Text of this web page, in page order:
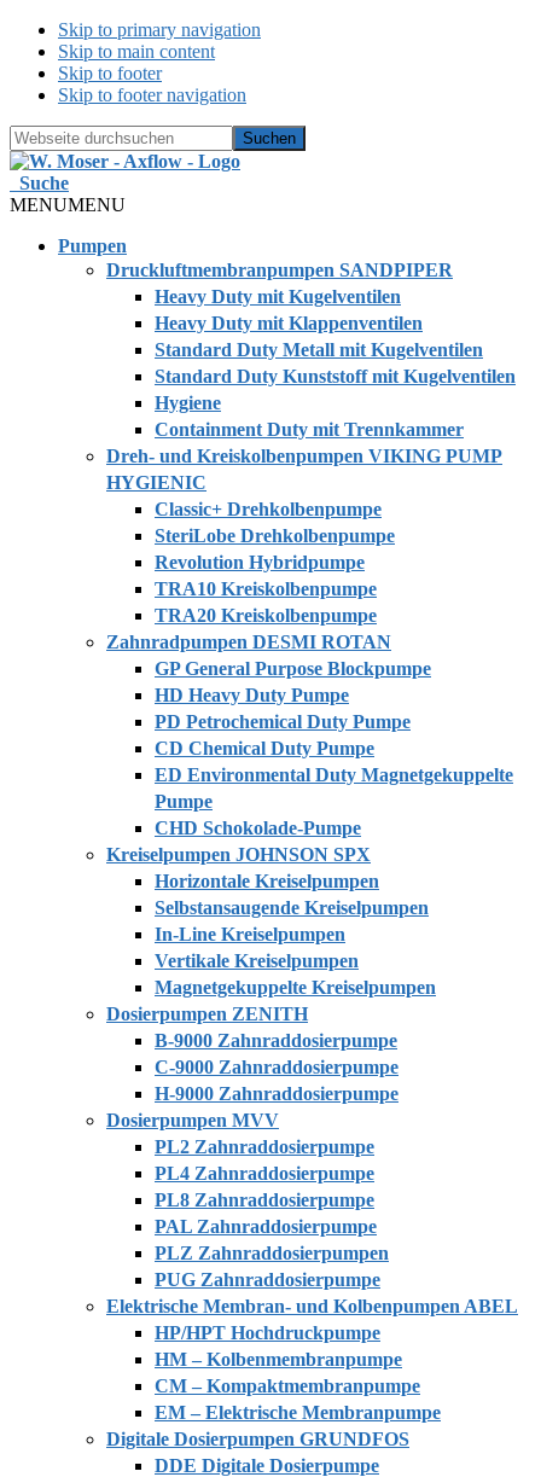
Skip to primary navigation
Skip to main content
Skip to footer
Skip to footer navigation
Webseite
durchsuchen
Hide
Search
Suche
MENUMENU
Pumpen
Druckluftmembranpumpen SANDPIPER
Heavy Duty mit Kugelventilen
Heavy Duty mit Klappenventilen
Standard Duty Metall mit Kugelventilen
Standard Duty Kunststoff mit Kugelventilen
Hygiene
Containment Duty mit Trennkammer
Dreh- und Kreiskolbenpumpen VIKING PUMP
HYGIENIC
Classic+ Drehkolbenpumpe
SteriLobe Drehkolbenpumpe
Revolution Hybridpumpe
TRA10 Kreiskolbenpumpe
TRA20 Kreiskolbenpumpe
Zahnradpumpen DESMI ROTAN
GP General Purpose Blockpumpe
HD Heavy Duty Pumpe
PD Petrochemical Duty Pumpe
CD Chemical Duty Pumpe
ED Environmental Duty Magnetgekuppelte
Pumpe
CHD Schokolade-Pumpe
Kreiselpumpen JOHNSON SPX
Horizontale Kreiselpumpen
Selbstansaugende Kreiselpumpen
In-Line Kreiselpumpen
Vertikale Kreiselpumpen
Magnetgekuppelte Kreiselpumpen
Dosierpumpen ZENITH
B-9000 Zahnraddosierpumpe
C-9000 Zahnraddosierpumpe
H-9000 Zahnraddosierpumpe
Dosierpumpen MVV
PL2 Zahnraddosierpumpe
PL4 Zahnraddosierpumpe
PL8 Zahnraddosierpumpe
PAL Zahnraddosierpumpe
PLZ Zahnraddosierpumpen
PUG Zahnraddosierpumpe
Elektrische Membran- und Kolbenpumpen ABEL
HP/HPT Hochdruckpumpe
HM – Kolbenmembranpumpe
CM – Kompaktmembranpumpe
EM – Elektrische Membranpumpe
Digitale Dosierpumpen GRUNDFOS
DDE Digitale Dosierpumpe